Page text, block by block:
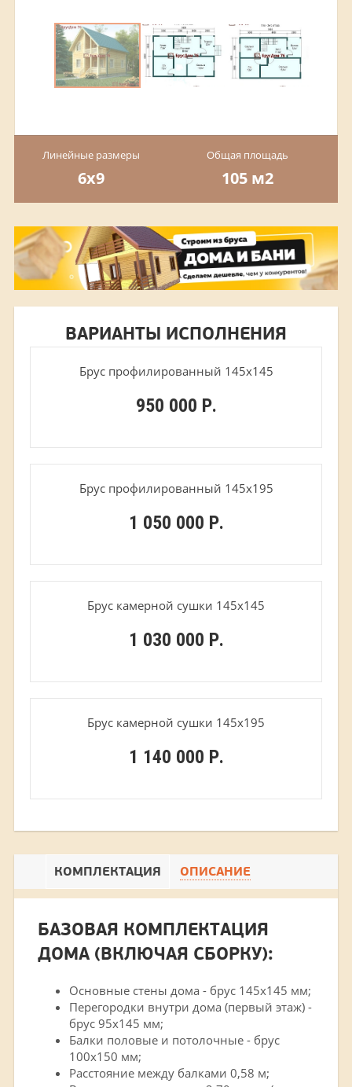
Линейные размеры
6х9
Общая площадь
105 м2
ВАРИАНТЫ ИСПОЛНЕНИЯ
Брус профилированный 145х145
950 000 Р.
Брус профилированный 145х195
1 050 000 Р.
Брус камерной сушки 145х145
1 030 000 Р.
Брус камерной сушки 145х195
1 140 000 Р.
КОМПЛЕКТАЦИЯ ОПИСАНИЕ
БАЗОВАЯ КОМПЛЕКТАЦИЯ
ДОМА (ВКЛЮЧАЯ СБОРКУ):
Основные стены дома - брус 145х145 мм;
Перегородки внутри дома (первый этаж) -
брус 95х145 мм;
Балки половые и потолочные - брус
100х150 мм;
Расстояние между балками 0,58 м;